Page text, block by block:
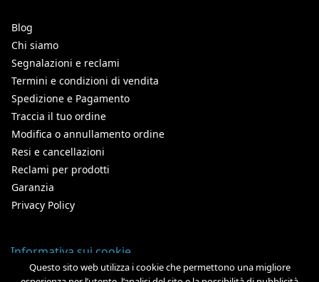
Blog
Chi siamo
Segnalazioni e reclami
Termini e condizioni di vendita
Spedizione e Pagamento
Traccia il tuo ordine
Modifica o annullamento ordine
Resi e cancellazioni
Reclami per prodotti
Garanzia
Privacy Policy
Informativa sui cookie
Questo sito web utilizza i cookie che permettono una migliore